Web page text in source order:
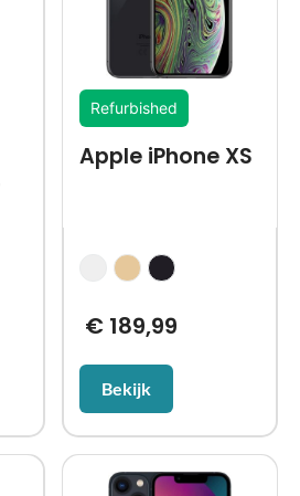
Refurbished
Apple iPhone XS
€ 189,99
Bekijk